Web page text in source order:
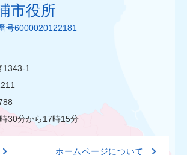
市役所
号6000020122181
1343-1
30分から17時15分
ホームページについて